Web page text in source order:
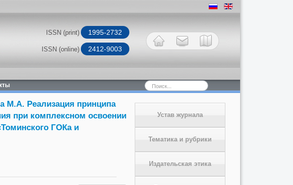
ISSN (print) 1995-2732
ISSN (online) 2412-9003
Искать...
Устав журнала
Тематика и рубрики
Издательская этика
М.А. Реализация принципа
при комплексном освоении
ГОКа и